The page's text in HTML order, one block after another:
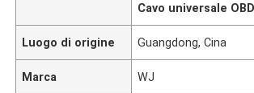
Cavo universale
Luogo di origine Guangdong, Cina
Marca WJ